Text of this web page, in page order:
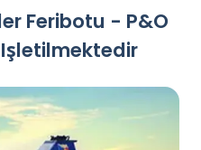
Feribotu - P&O